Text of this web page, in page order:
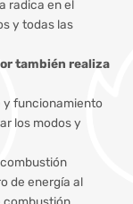
radica en el
y todas las
también realiza
y funcionamiento
los modos y
de energía al